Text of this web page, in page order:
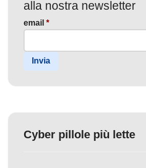
alla nostra newsletter
email *
Invia
Cyber pillole più lette